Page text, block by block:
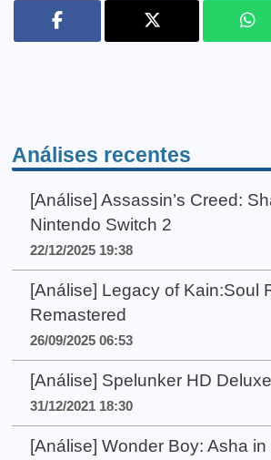
Análises recentes
[Análise] Assassin’s Creed:
Nintendo Switch 2
22/12/2025 19:38
[Análise] Legacy of Kain:Soul
Remastered
26/09/2025 06:53
[Análise] Spelunker HD Deluxe
31/12/2021 18:30
[Análise] Wonder Boy: Asha